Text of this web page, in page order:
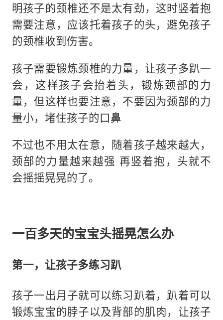
明孩子的颈椎还不是太有劲，这时竖着抱
需要注意，应该托着孩子的头，避免孩子
的颈椎收到伤害。
孩子需要锻炼颈椎的力量，让孩子多趴一
会，这样孩子会抬着头，锻炼颈部的力
量，但这样也要注意，不要因为颈部的力
量小，堵住孩子的口鼻
不过也不用太在意，随着孩子越来越大，
颈部的力量越来越强 再竖着抱，头就不
会摇摇晃晃的了。
一百多天的宝宝头摇晃怎么办
第一，让孩子多练习趴
孩子一出月子就可以练习趴着，趴着可以
锻炼宝宝的脖子以及背部的肌肉，让孩子